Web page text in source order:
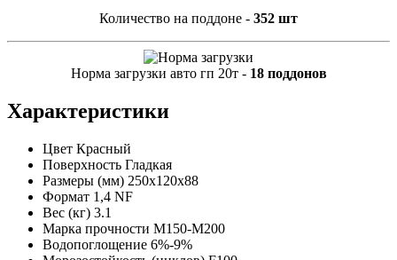
Количество на поддоне - 352 шт
Норма загрузки авто гп 20т - 18 поддонов
Характеристики
Цвет Красный
Поверхность Гладкая
Размеры (мм) 250x120x88
Формат 1,4 NF
Вес (кг) 3.1
Марка прочности M150-M200
Водопоглощение 6%-9%